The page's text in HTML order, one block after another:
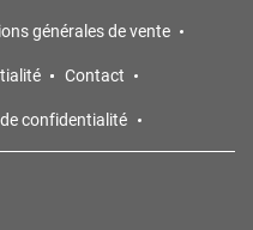
générales de vente
Contact
confidentialité